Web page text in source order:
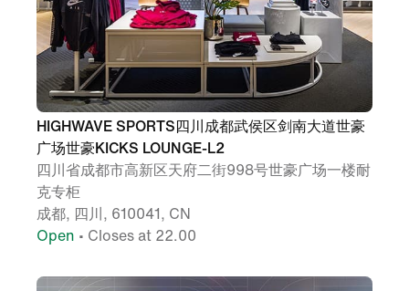
HIGHWAVE SPORTS四川成都武侯区剑南大道世豪
广场世豪KICKS LOUNGE-L2
四川省成都市高新区天府二街998号世豪广场一楼耐
克专柜
成都, 四川, 610041, CN
Open • Closes at 22.00